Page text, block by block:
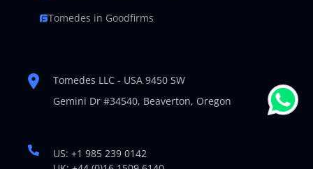
Tomedes in Goodfirms
Tomedes LLC - USA 9450 SW
Gemini Dr #34540, Beaverton, Oregon
US: +1 985 239 0142